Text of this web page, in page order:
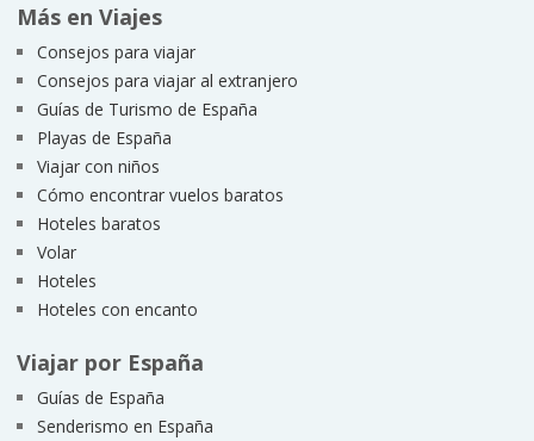
Más en Viajes
Consejos para viajar
Consejos para viajar al extranjero
Guías de Turismo de España
Playas de España
Viajar con niños
Cómo encontrar vuelos baratos
Hoteles baratos
Volar
Hoteles
Hoteles con encanto
Viajar por España
Guías de España
Senderismo en España